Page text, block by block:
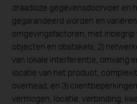
draadloze gegevensdoorvoer en
gegarandeerd worden en
omgevingsfactoren, met inbegrip
objecten en obstakels, 2)
van lokale interferentie, omvang
locatie van het product,
overhead, en 3)
vermogen, locatie, verbinding,